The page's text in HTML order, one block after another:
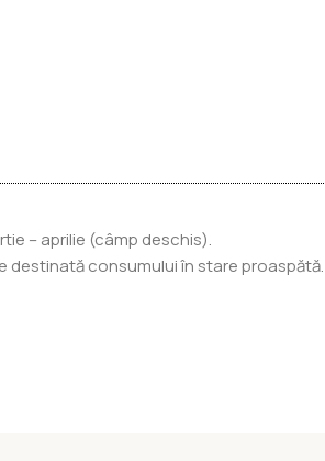
– aprilie (câmp deschis).
destinată consumului în stare proaspătă.